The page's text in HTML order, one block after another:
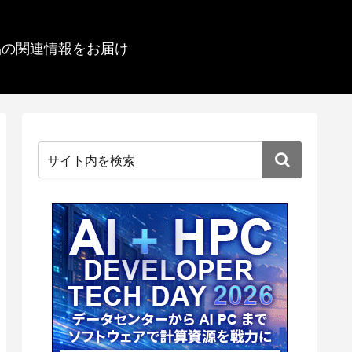
関連情報をお届け